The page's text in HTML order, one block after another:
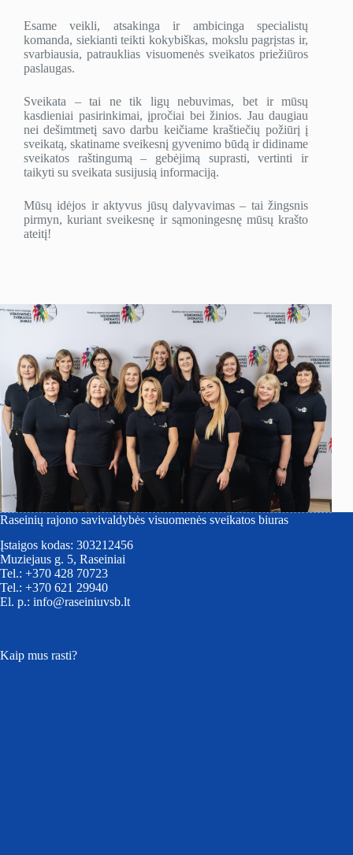
Esame veikli, atsakinga ir ambicinga specialistų
komanda, siekianti teikti kokybiškas, mokslu pagrįstas ir,
svarbiausia, patrauklias visuomenės sveikatos priežiūros
paslaugas.
Sveikata – tai ne tik ligų nebuvimas, bet ir mūsų
kasdieniai pasirinkimai, įpročiai bei žinios. Jau daugiau
nei dešimtmetį savo darbu keičiame kraštiečių požiūrį į
sveikatą, skatiname sveikesnį gyvenimo būdą ir didiname
sveikatos raštingumą – gebėjimą suprasti, vertinti ir
taikyti su sveikata susijusią informaciją.
Mūsų idėjos ir aktyvus jūsų dalyvavimas – tai žingsnis
pirmyn, kuriant sveikesnę ir sąmoningesnę mūsų krašto
ateitį!
Raseinių rajono savivaldybės visuomenės sveikatos biuras
Įstaigos kodas: 303212456
Muziejaus g. 5, Raseiniai
Tel.: +370 428 70723
Tel.: +370 621 29940
El. p.: info@raseiniuvsb.lt
Kaip mus rasti?